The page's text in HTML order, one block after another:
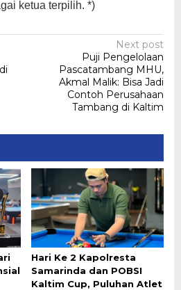
ketua terpilih. *)
Next post
Puji Pengelolaan
Pascatambang MHU,
Akmal Malik: Bisa Jadi
Contoh Perusahaan
Tambang di Kaltim
Hari Ke 2 Kapolresta
Samarinda dan POBSI
Kaltim Cup, Puluhan Atlet